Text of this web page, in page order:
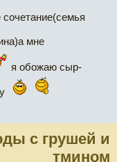
сочетание(семья
мне
я обожаю сыр-
с грушей и
тмином